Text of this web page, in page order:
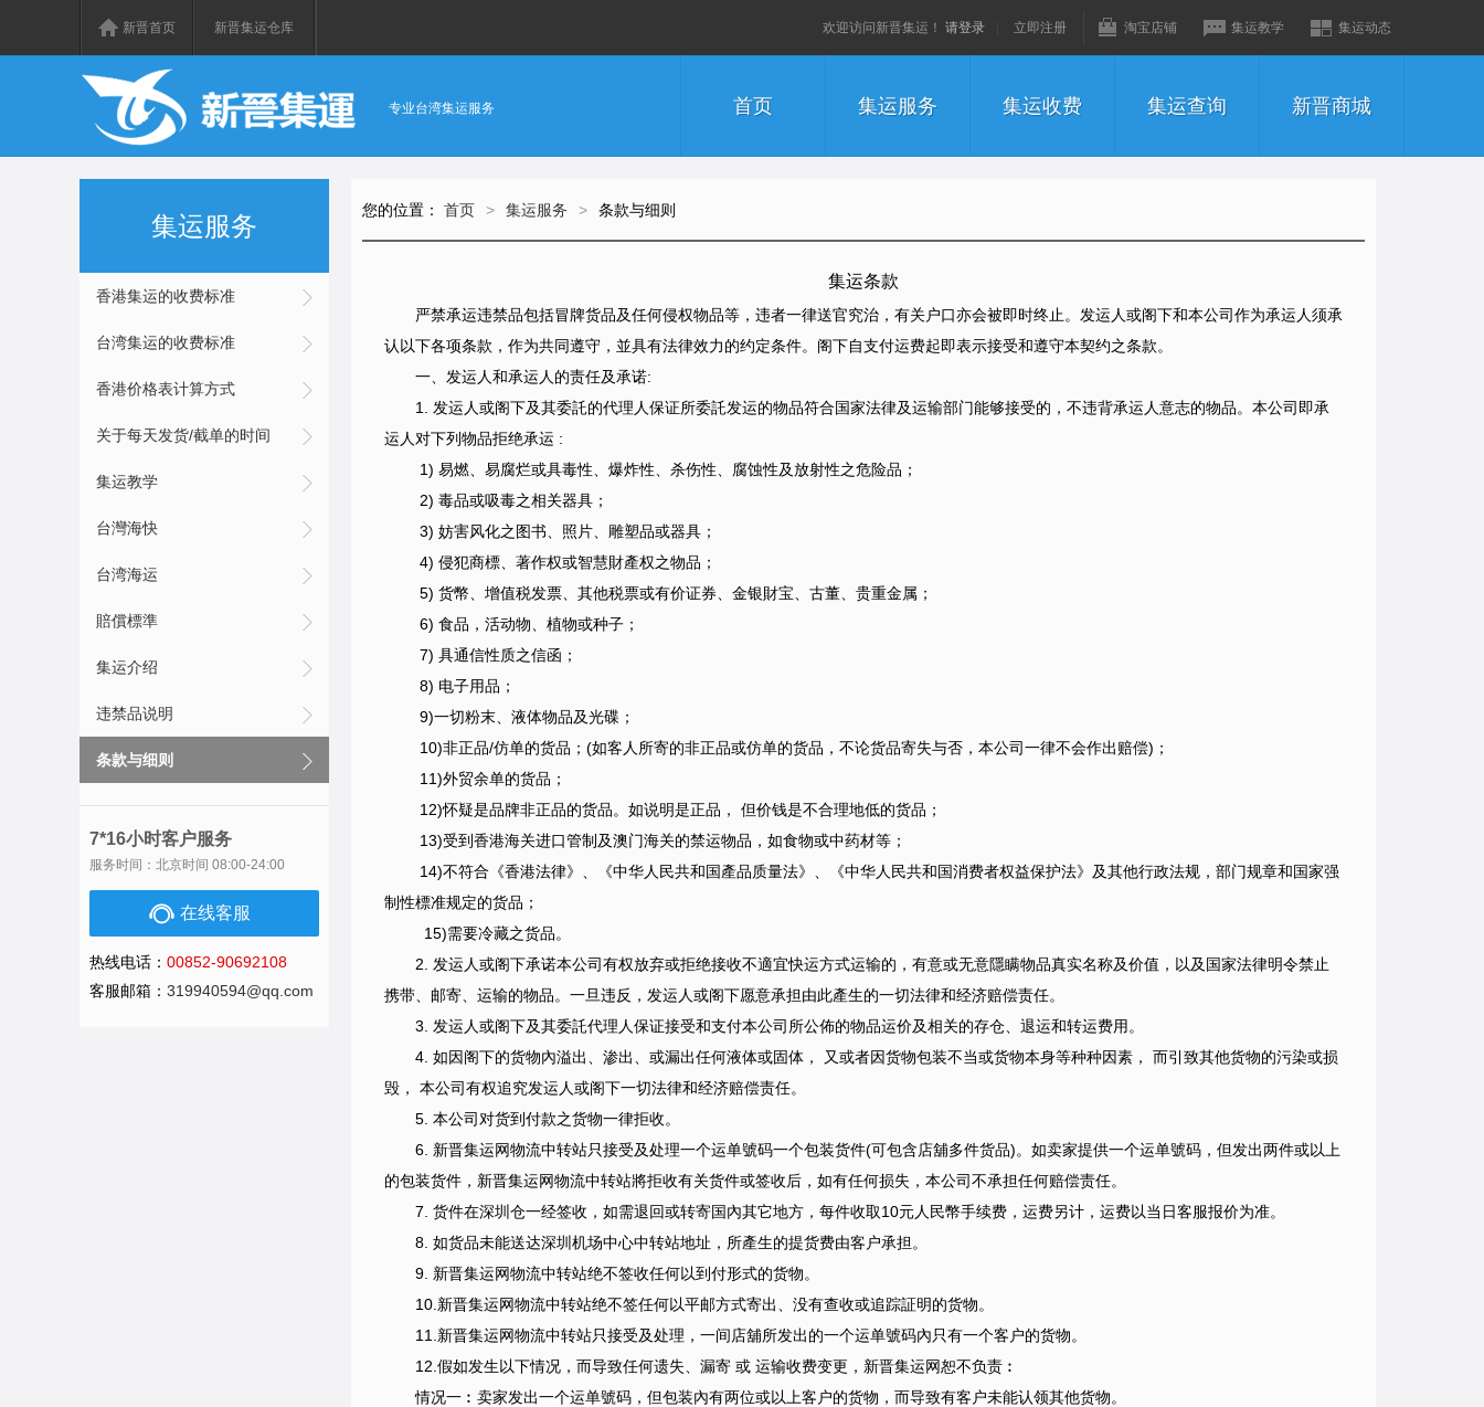
新晋首页 新晋集运仓库 欢迎访问新晋集运！ 请登录 立即注册 淘宝店铺 集运教学 集运动态
专业台湾集运服务 首页 集运服务 集运收费 集运查询 新晋商城
集运服务
香港集运的收费标准
台湾集运的收费标准
香港价格表计算方式
关于每天发货/截单的时间
集运教学
台灣海快
台湾海运
賠償標準
集运介绍
违禁品说明
条款与细则
7*16小时客户服务
服务时间：北京时间 08:00-24:00
在线客服
热线电话： 00852-90692108
客服邮箱： 319940594@qq.com
您的位置： 首页 > 集运服务 > 条款与细则
集运条款
严禁承运违禁品包括冒牌货品及任何侵权物品等，违者一律送官究治，有关户口亦会被即时终止。发运人或阁下和本公司作为承运人须承
认以下各项条款，作为共同遵守，並具有法律效力的约定条件。阁下自支付运费起即表示接受和遵守本契约之条款。
一、 发运人和承运人的责任及承诺:
1. 发运人或阁下及其委託的代理人保证所委託发运的物品符合国家法律及运输部门能够接受的，不违背承运人意志的物品。本公司即承
运人对下列物品拒绝承运 :
1) 易燃、易腐烂或具毒性、爆炸性、杀伤性、腐蚀性及放射性之危险品；
2) 毒品或吸毒之相关器具；
3) 妨害风化之图书、照片、雕塑品或器具；
4) 侵犯商標、著作权或智慧財產权之物品；
5) 货幣、增值税发票、其他税票或有价证券、金银財宝、古董、贵重金属；
6) 食品，活动物、植物或种子；
7) 具通信性质之信函；
8) 电子用品；
9)一切粉末、液体物品及光碟；
10)非正品/仿单的货品；(如客人所寄的非正品或仿单的货品，不论货品寄失与否，本公司一律不会作出赔偿)；
11)外贸余单的货品；
12)怀疑是品牌非正品的货品。如说明是正品， 但价钱是不合理地低的货品；
13)受到香港海关进口管制及澳门海关的禁运物品，如食物或中药材等；
14)不符合《香港法律》、《中华人民共和国產品质量法》、《中华人民共和国消费者权益保护法》及其他行政法规，部门规章和国家强
制性標准规定的货品；
15)需要冷藏之货品。
2. 发运人或阁下承诺本公司有权放弃或拒绝接收不適宜快运方式运输的，有意或无意隱瞒物品真实名称及价值，以及国家法律明令禁止
携带、邮寄、运输的物品。一旦违反，发运人或阁下愿意承担由此產生的一切法律和经济赔偿责任。
3. 发运人或阁下及其委託代理人保证接受和支付本公司所公佈的物品运价及相关的存仓、退运和转运费用。
4. 如因阁下的货物內溢出、渗出、或漏出任何液体或固体， 又或者因货物包装不当或货物本身等种种因素， 而引致其他货物的污染或损
毁， 本公司有权追究发运人或阁下一切法律和经济赔偿责任。
5. 本公司对货到付款之货物一律拒收。
6. 新晋集运网物流中转站只接受及处理一个运单號码一个包装货件(可包含店舖多件货品)。如卖家提供一个运单號码，但发出两件或以上
的包装货件，新晋集运网物流中转站將拒收有关货件或签收后，如有任何损失，本公司不承担任何赔偿责任。
7. 货件在深圳仓一经签收，如需退回或转寄国內其它地方，每件收取10元人民幣手续费，运费另计，运费以当日客服报价为准。
8. 如货品未能送达深圳机场中心中转站地址，所產生的提货费由客户承担。
9. 新晋集运网物流中转站绝不签收任何以到付形式的货物。
10.新晋集运网物流中转站绝不签任何以平邮方式寄出、没有查收或追踪証明的货物。
11.新晋集运网物流中转站只接受及处理，一间店舖所发出的一个运单號码內只有一个客户的货物。
12.假如发生以下情况，而导致任何遗失、漏寄 或 运输收费变更，新晋集运网恕不负责︰
情况一︰卖家发出一个运单號码，但包装內有两位或以上客户的货物，而导致有客户未能认领其他货物。